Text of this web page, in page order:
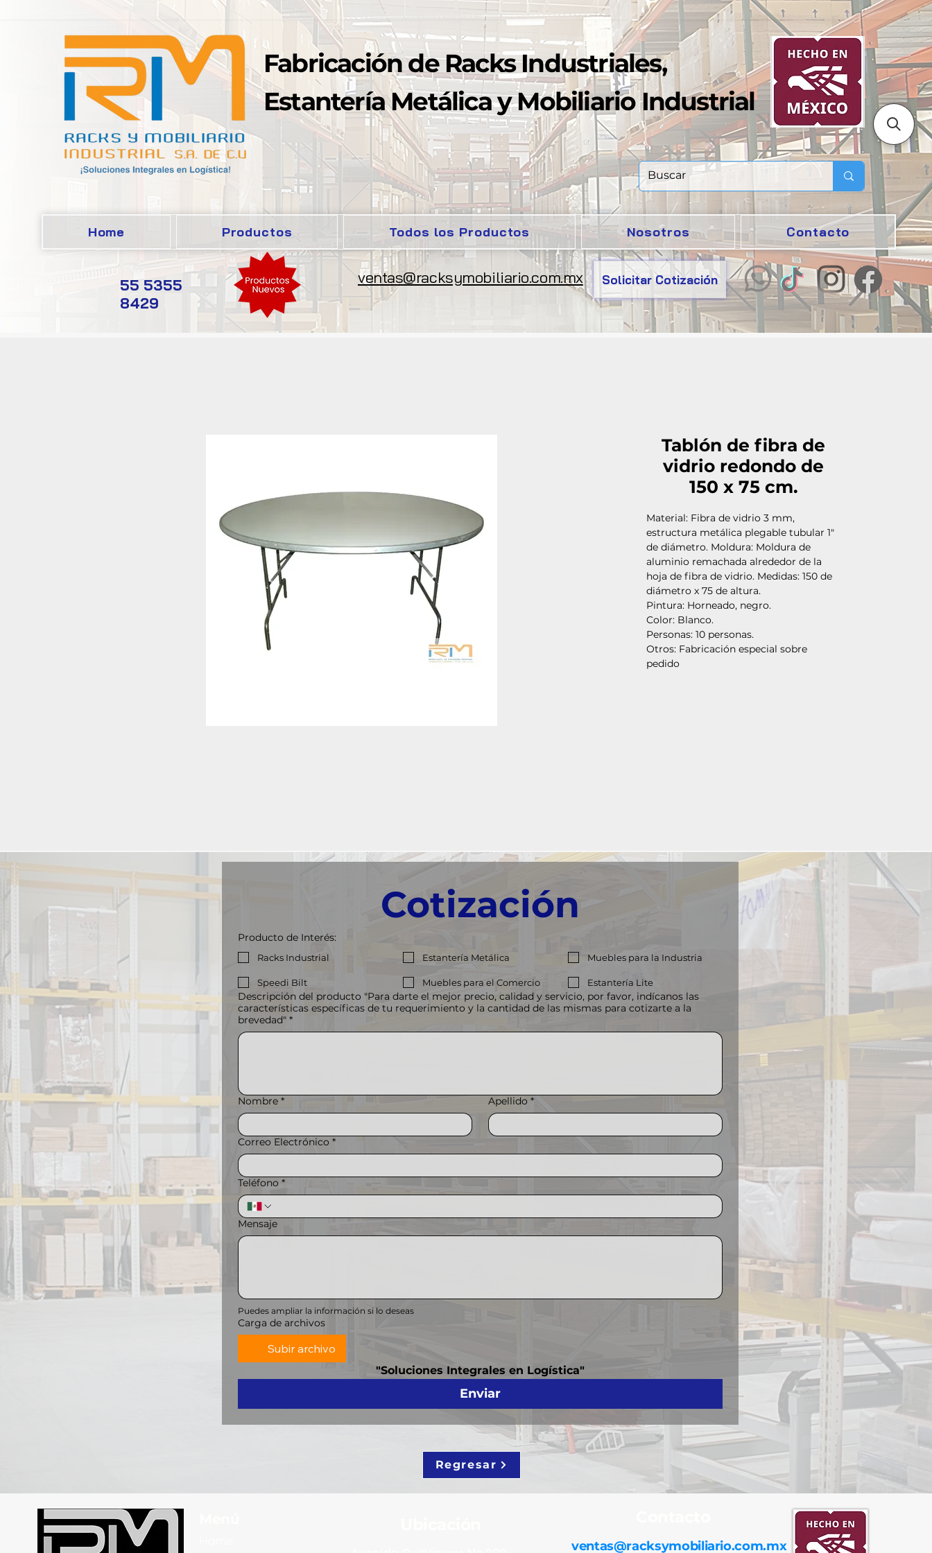
Fabricación de Racks Industriales,
Estantería Metálica y Mobiliario Industrial
Home Productos Todos los Productos Nosotros Contacto
55 5355
8429
ventas@racksymobiliario.com.mx Solicitar Cotización
Tablón de fibra de
vidrio redondo de
150 x 75 cm.
Material: Fibra de vidrio 3 mm,
estructura metálica plegable tubular 1"
de diámetro. Moldura: Moldura de
aluminio remachada alrededor de la
hoja de fibra de vidrio. Medidas: 150 de
diámetro x 75 de altura.
Pintura: Horneado, negro.
Color: Blanco.
Personas: 10 personas.
Otros: Fabricación especial sobre
pedido
Cotización
Producto de Interés:
Racks Industrial Estantería Metálica Muebles para la Industria
Speedi Bilt Muebles para el Comercio Estantería Lite
Descripción del producto "Para darte el mejor precio, calidad y servicio, por favor, indícanos las
características específicas de tu requerimiento y la cantidad de las mismas para cotizarte a la
brevedad" *
Nombre * Apellido *
Correo Electrónico *
Teléfono *
Mensaje
Puedes ampliar la información si lo deseas
Carga de archivos
Subir archivo
"Soluciones Integrales en Logística"
Enviar
Regresar
ventas@racksymobiliario.com.mx